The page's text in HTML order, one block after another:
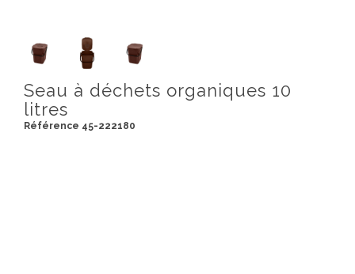
Seau à déchets organiques 10
litres
Référence 45-222180